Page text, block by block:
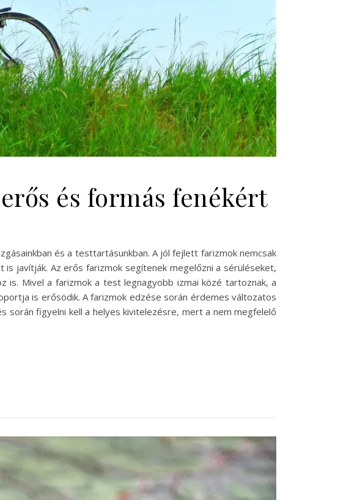
és formás fenékért
és a testtartásunkban. A jól fejlett farizmok nemcsak
javítják. Az erős farizmok segítenek megelőzni a sérüléseket,
is. Mivel a farizmok a test legnagyobb izmai közé tartoznak, a
is erősödik. A farizmok edzése során érdemes változatos
során figyelni kell a helyes kivitelezésre, mert a nem megfelelő